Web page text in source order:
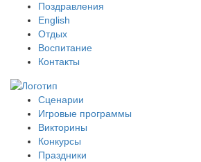
Поздравления
English
Отдых
Воспитание
Контакты
Сценарии
Игровые программы
Викторины
Конкурсы
Праздники